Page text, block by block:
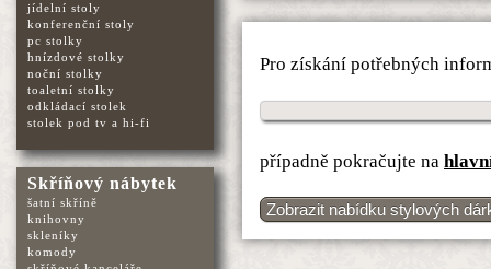
Pro získání potřebných
případně pokračujte na
Zobrazit nabídku stylových
jídelní stoly
konferenční stoly
pc stolky
hnízdové stolky
noční stolky
toaletní stolky
odkládací stolek
stolek pod tv a hi-fi
Skříňový nábytek
šatní skříně
knihovny
skleníky
komody